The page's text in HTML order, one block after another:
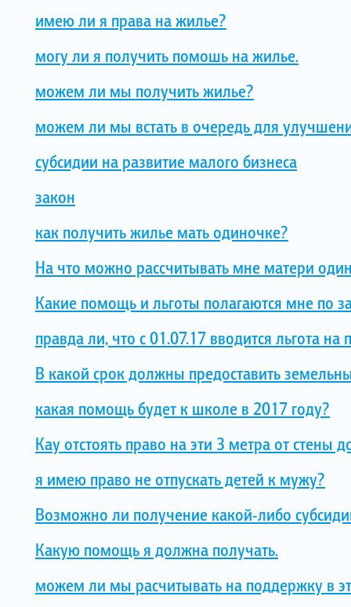
имею ли я права на жилье?
могу ли я получить помошь на жилье.
можем ли мы получить жилье?
можем ли мы встать в очередь для
субсидии на развитие малого бизнеса
закон
как получить жилье мать одиночке?
На что можно рассчитывать мне матери
Какие помощь и льготы полагаются мне по
правда ли, что с 01.07.17 вводится льгота
В какой срок должны предоставить
какая помощь будет к школе в 2017 году?
Кау отстоять право на эти 3 метра от стены
я имею право не отпускать детей к мужу?
Возможно ли получение какой-либо
Какую помощь я должна получать.
можем ли мы расчитывать на поддержку в